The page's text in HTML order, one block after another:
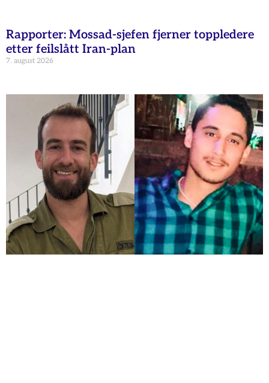
Rapporter: Mossad-sjefen fjerner toppledere
etter feilslått Iran-plan
7. august 2026